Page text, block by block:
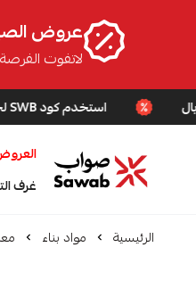
عروض
لاتفوت
استخدم كود SWB لخصم إضافي + شحن مجاني للطلبات فوق 200 ريال
صواب
غرف
الرئيسية مواد بناء